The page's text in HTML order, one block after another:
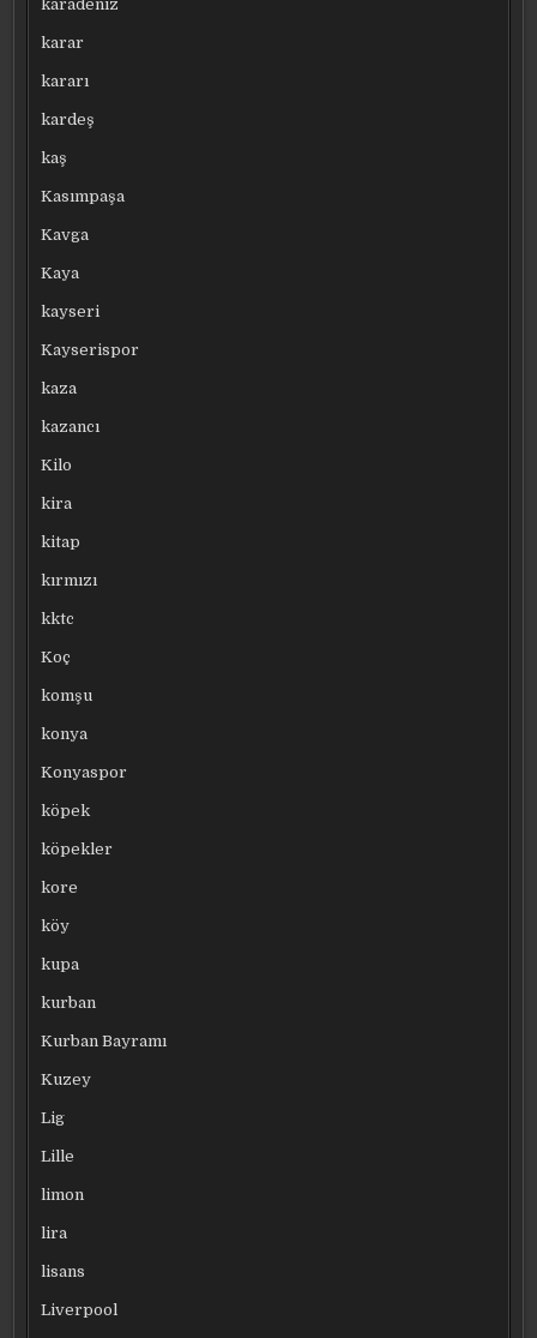
karadeniz
karar
kararı
kardeş
kaş
Kasımpaşa
Kavga
Kaya
kayseri
Kayserispor
kaza
kazancı
Kilo
kira
kitap
kırmızı
kktc
Koç
komşu
konya
Konyaspor
köpek
köpekler
kore
köy
kupa
kurban
Kurban Bayramı
Kuzey
Lig
Lille
limon
lira
lisans
Liverpool